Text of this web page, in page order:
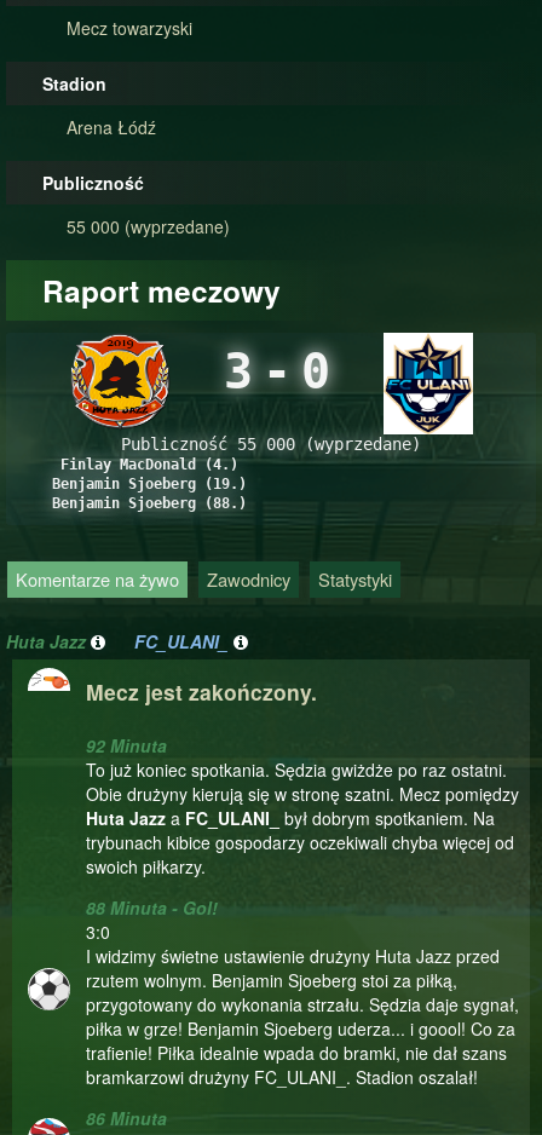
Mecz towarzyski
Stadion
Arena Łódź
Publiczność
55 000 (wyprzedane)
Raport meczowy
3-0
Publiczność 55 000 (wyprzedane)
Finlay MacDonald (4.)
Benjamin Sjoeberg (19.)
Benjamin Sjoeberg (88.)
Komentarze na żywo Zawodnicy Statystyki
Huta Jazz FC_ULANI_
Mecz jest zakończony.
92 Minuta
To już koniec spotkania. Sędzia gwiżdże po raz ostatni.
Obie drużyny kierują się w stronę szatni. Mecz pomiędzy
Huta Jazz a FC_ULANI_
był dobrym spotkaniem. Na
trybunach kibice gospodarzy oczekiwali chyba więcej od
swoich piłkarzy.
88 Minuta - Gol!
3:0
I widzimy świetne ustawienie drużyny Huta Jazz przed
rzutem wolnym. Benjamin Sjoeberg stoi za piłką,
przygotowany do wykonania strzału. Sędzia daje sygnał,
piłka w grze! Benjamin Sjoeberg uderza... i goool! Co za
trafienie! Piłka idealnie wpada do bramki, nie dał szans
bramkarzowi drużyny FC_ULANI_. Stadion oszalał!
86 Minuta